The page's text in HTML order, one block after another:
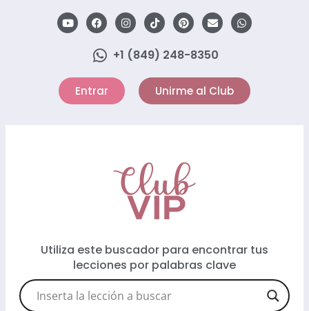
+1 (849) 248-8350
Entrar Unirme al Club
Utiliza este buscador para encontrar tus
lecciones por palabras clave